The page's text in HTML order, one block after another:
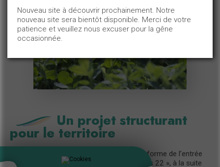
Un projet structurant
pour le territoire
Saint-Brieuc Armor Agglomération vous informe de l’entrée
en phase de réalisation du projet « Pérennes 22 », à la suite
Nouveau site à découvrir prochainement. Notre
nouveau site sera bientôt disponible. Merci de votre
patience et veuillez nous excuser pour la gêne
occasionnée.